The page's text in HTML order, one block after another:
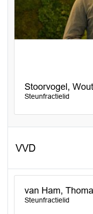
Stoorvogel,
Steunfractielid
VVD
van Ham,
Steunfractielid